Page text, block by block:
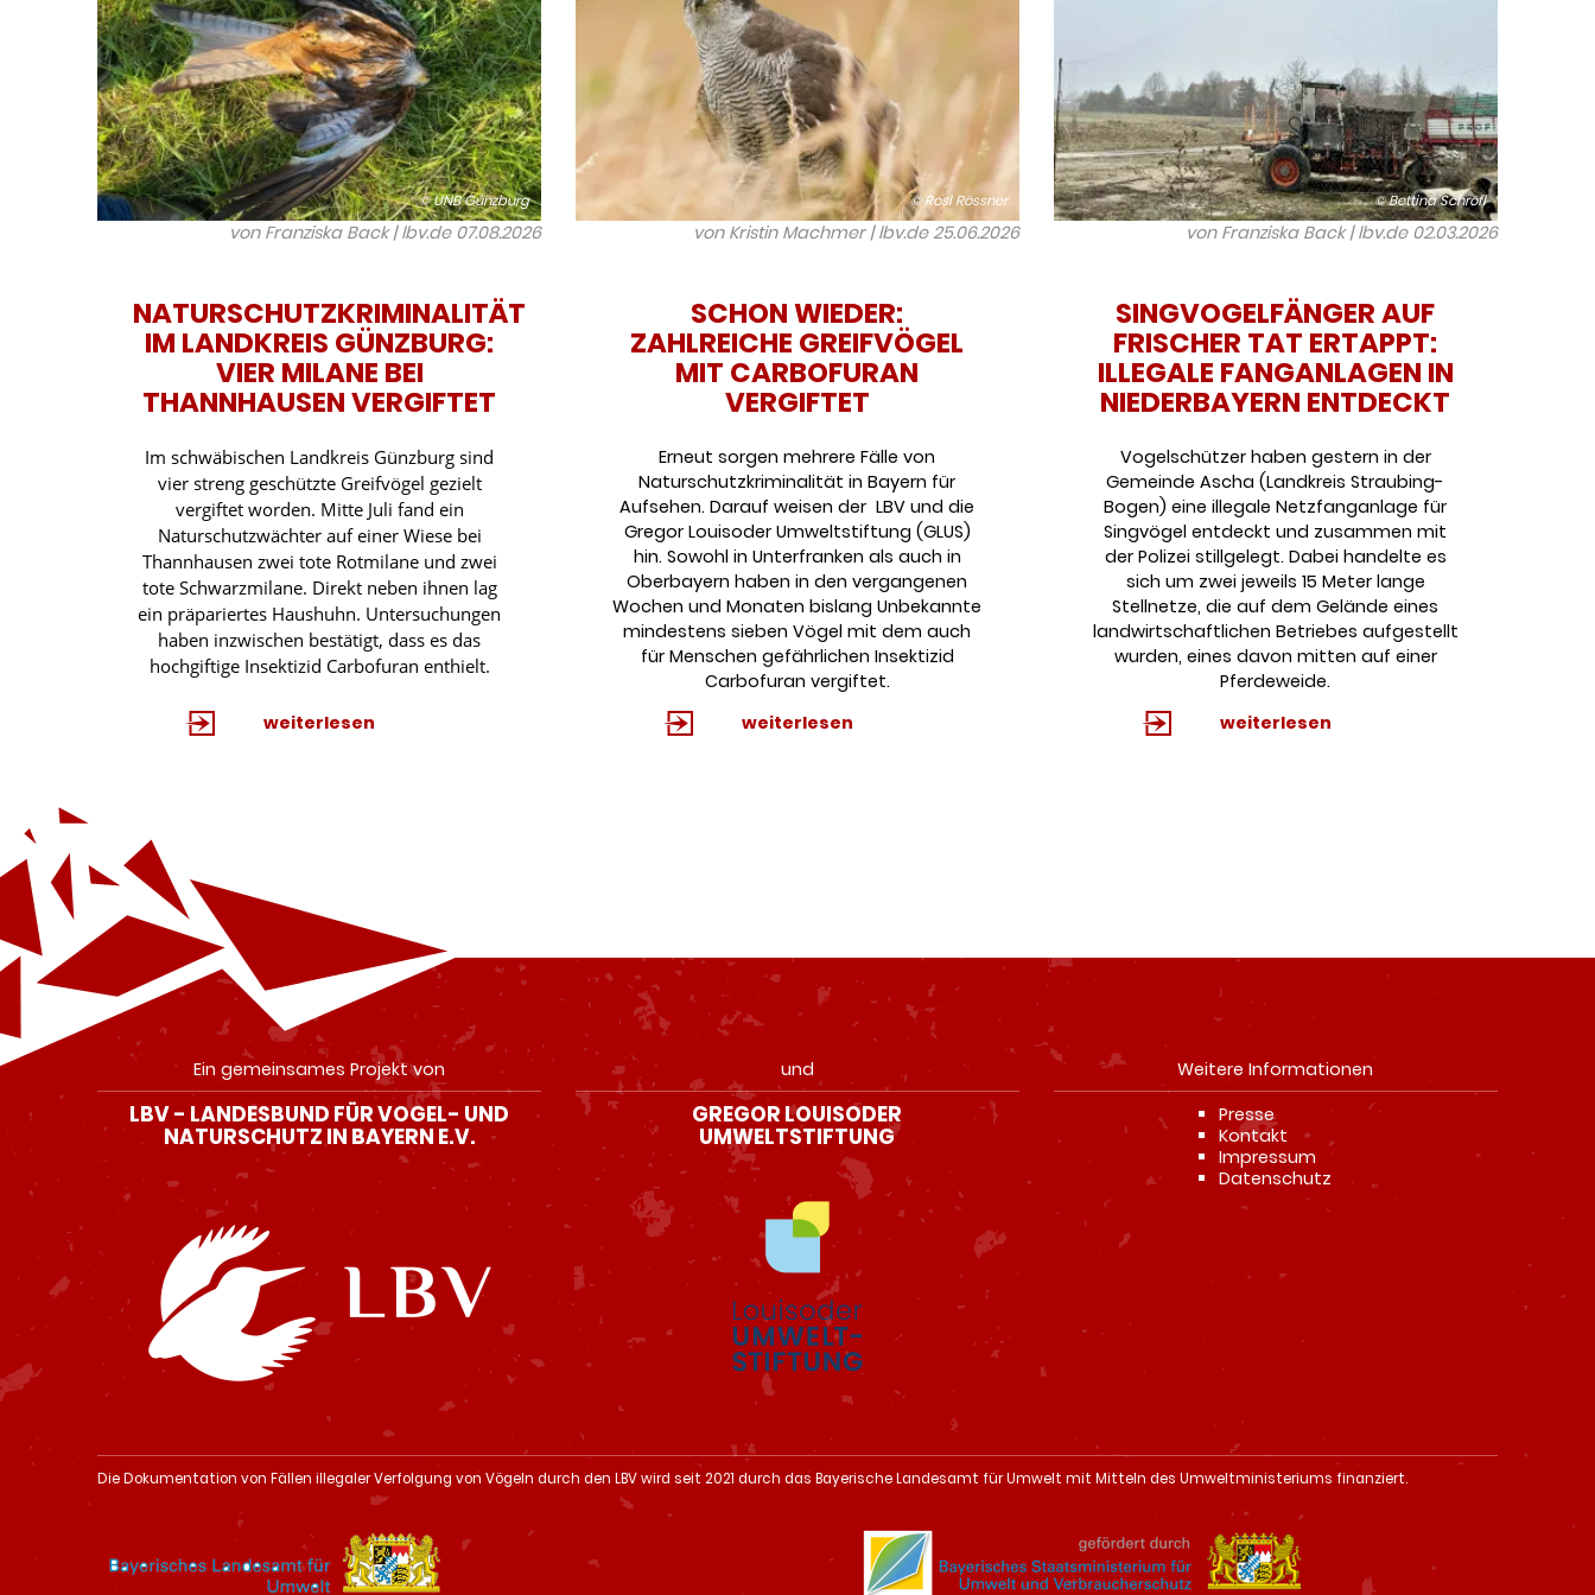
© UNB Günzburg
von Franziska Back | lbv.de 07.08.2026
NATURSCHUTZKRIMINALITÄT
IM LANDKREIS GÜNZBURG:
VIER MILANE BEI
THANNHAUSEN VERGIFTET
Im schwäbischen Landkreis Günzburg sind
vier streng geschützte Greifvögel gezielt
vergiftet worden. Mitte Juli fand ein
Naturschutzwächter auf einer Wiese bei
Thannhausen zwei tote Rotmilane und zwei
tote Schwarzmilane. Direkt neben ihnen lag
ein präpariertes Haushuhn. Untersuchungen
haben inzwischen bestätigt, dass es das
hochgiftige Insektizid Carbofuran enthielt.
weiterlesen
© Rosl Rössner
von Kristin Machmer | lbv.de25.06.2026
SCHON WIEDER:
ZAHLREICHE GREIFVÖGEL
MIT CARBOFURAN
VERGIFTET
Erneut sorgen mehrere Fälle von
Naturschutzkriminalität in Bayern für
Aufsehen. Darauf weisen der LBV und die
Gregor Louisoder Umweltstiftung (GLUS)
hin. Sowohl in Unterfranken als auch in
Oberbayern haben in den vergangenen
Wochen und Monaten bislang Unbekannte
mindestens sieben Vögel mit dem auch
für Menschen gefährlichen Insektizid
Carbofuran vergiftet.
weiterlesen
© Bettina Schröfl
von Franziska Back | lbv.de 02.03.2026
SINGVOGELFÄNGER AUF
FRISCHER TAT ERTAPPT:
ILLEGALE FANGANLAGEN IN
NIEDERBAYERN ENTDECKT
Vogelschützer haben gestern in der
Gemeinde Ascha (Landkreis Straubing-
Bogen) eine illegale Netzfanganlage für
Singvögel entdeckt und zusammen mit
der Polizei stillgelegt. Dabei handelte es
sich um zwei jeweils 15 Meter lange
Stellnetze, die auf dem Gelände eines
landwirtschaftlichen Betriebes aufgestellt
wurden, eines davon mitten auf einer
Pferdeweide.
weiterlesen
Ein gemeinsames Projekt von
LBV - LANDESBUND FÜR VOGEL- UND
NATURSCHUTZ IN BAYERN E.V.
und
GREGOR LOUISODER
UMWELTSTIFTUNG
Weitere Informationen
Navigation
überspringen
Presse
Kontakt
Impressum
Datenschutz
Die Dokumentation von Fällen illegaler Verfolgung von Vögeln durch den LBV wird seit 2021 durch das Bayerische Landesamt für Umwelt mit Mitteln des Umweltministeriums finanziert.